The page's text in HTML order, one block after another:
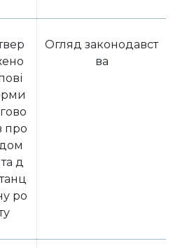
про
д
ро
Огляд законодавст
ва